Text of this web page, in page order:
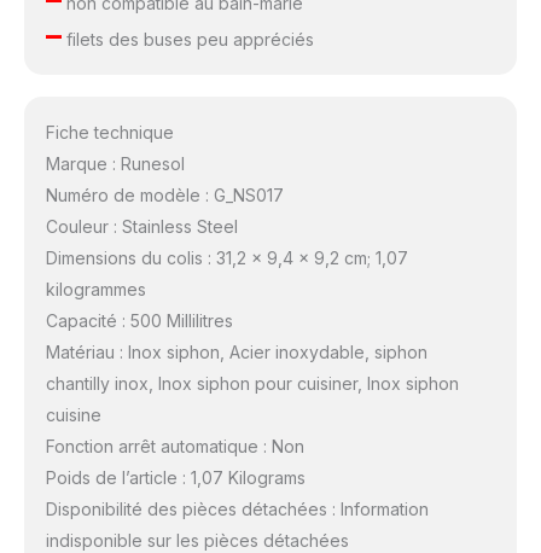
–filets des buses peu appréciés
Fiche technique
Marque : Runesol
Numéro de modèle : G_NS017
Couleur : Stainless Steel
Dimensions du colis : 31,2 x 9,4 x 9,2 cm; 1,07
kilogrammes
Capacité : 500 Millilitres
Matériau : Inox siphon, Acier inoxydable, siphon
chantilly inox, Inox siphon pour cuisiner, Inox siphon
cuisine
Fonction arrêt automatique : Non
Poids de l’article : 1,07 Kilograms
Disponibilité des pièces détachées : Information
indisponible sur les pièces détachées